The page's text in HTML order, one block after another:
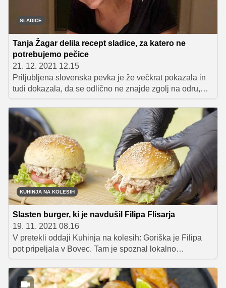
SLADICE
Tanja Žagar delila recept sladice, za katero ne
potrebujemo pečice
21. 12. 2021 12.15
Priljubljena slovenska pevka je že večkrat pokazala in
tudi dokazala, da se odlično ne znajde zgolj na odru,
temveč tudi v domači kuhinji. V duhu prihajajočih
praznikov je na Facebooku s svojimi sledilci delila
recept za odlično tortico, ki navduši tako s preprosto
pripravo kot tudi z odličnim okusom.
KUHINJA NA KOLESIH
Slasten burger, ki je navdušil Filipa Flisarja
19. 11. 2021 08.16
V pretekli oddaji Kuhinja na kolesih: Goriška je Filipa
pot pripeljala v Bovec. Tam je spoznal lokalno
destilatorko žganja in varilko piva, da po adrenalinskem
spustu po jeklenici ni ostal lačen, pa je poskrbela Irena
Dolšek, ki mu je v pravem ameriškem smokerju spekla